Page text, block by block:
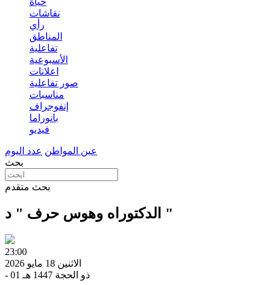
نقاشات
رأي
المناطق
تفاعلية
الأسبوعية
اعلانات
صور تفاعلية
مناسبات
إنفوجراف
بانوراما
فيديو
عين المواطن عدد اليوم
بحث
بحث متقدم
الدكتوراه وهوس حرف " د "
23:00
الاثنين 18 مايو 2026
- 01 ذو الحجة 1447 هـ